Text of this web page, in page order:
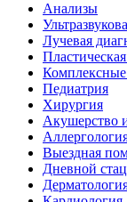
Анализы
Лучевая
Комплексные
Педиатрия
Хирургия
Акушерство
Выездная
Дневной